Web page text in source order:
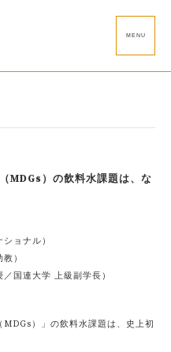
MENU
MDGs）の飲料水課題は、な
ョナル）
）
国連大学 上級副学長）
）」の飲料水課題は、史上初